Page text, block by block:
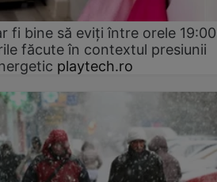
fi bine să eviți între orele
făcute în contextul presiunii
playtech.ro